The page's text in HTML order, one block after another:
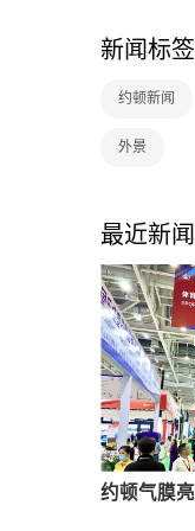
新闻标签
约顿新闻
外景
最近新闻